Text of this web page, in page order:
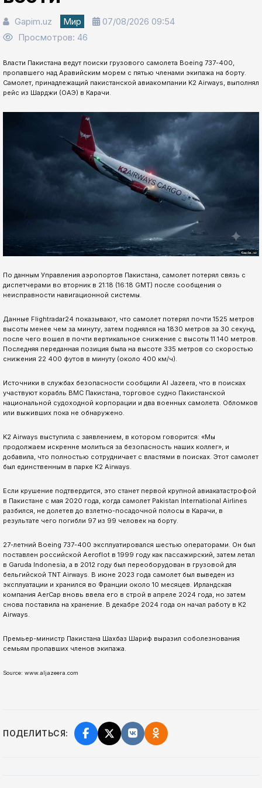
Gapim.uz Мир
07/08/2026 09:54
Просмотров: 46
Власти Пакистана ведут поиски грузового самолета Boeing 737-400,
пропавшего над Аравийским морем с пятью членами экипажа на борту.
Самолет, принадлежащий пакистанской авиакомпании K2 Airways, выполнял
рейс из Шарджи (ОАЭ) в Карачи.
По данным Управления аэропортов Пакистана, самолет потерял связь с
диспетчерами во вторник в 21:18 (16:18 GMT) после сообщения о
неисправности навигационной системы.
Данные Flightradar24 показывают, что самолет потерял почти 1525 метров
высоты менее чем за минуту, затем поднялся на 1830 метров за 30 секунд,
после чего вошел в почти вертикальное снижение с высоты 11 140 метров.
Последняя переданная позиция была на высоте 335 метров со скоростью
снижения 22 400 футов в минуту (около 400 км/ч).
Источники в службах безопасности сообщили Al Jazeera, что в поисках
участвуют корабль ВМС Пакистана, торговое судно Пакистанской
национальной судоходной корпорации и два военных самолета. Обломков
или выживших пока не обнаружено.
K2 Airways выступила с заявлением, в котором говорится: «Мы
продолжаем искренне молиться за безопасность наших коллег», и
добавила, что полностью сотрудничает с властями в поисках. Этот самолет
был единственным в парке K2 Airways.
Если крушение подтвердится, это станет первой крупной авиакатастрофой
в Пакистане с мая 2020 года, когда самолет Pakistan International Airlines
разбился, не долетев до взлетно-посадочной полосы в Карачи, в
результате чего погибли 97 из 99 человек на борту.
27-летний Boeing 737-400 эксплуатировался шестью операторами. Он был
поставлен российской Aeroflot в 1999 году как пассажирский, затем летал
в Garuda Indonesia, а в 2012 году был переоборудован в грузовой для
бельгийской TNT Airways. В июне 2023 года самолет был выведен из
эксплуатации и хранился во Франции около 10 месяцев. Ирландская
компания AerCap вновь ввела его в строй в апреле 2024 года, но затем
снова поставила на хранение. В декабре 2024 года он начал работу в K2
Airways.
Премьер-министр Пакистана Шахбаз Шариф выразил соболезнования
семьям пропавших членов экипажа.
Source: www.aljazeera.com
ПОДЕЛИТЬСЯ: